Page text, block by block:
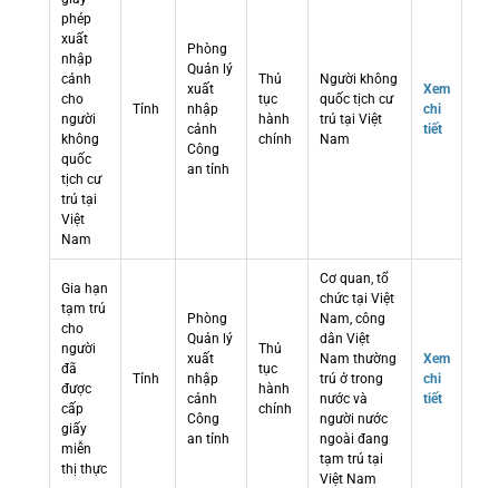
phép
xuất
nhập
cảnh
cho
người
không
quốc
tịch cư
trú tại
Việt
Nam
Tỉnh
Phòng
Quản lý
xuất
nhập
cảnh
Công
an tỉnh
Thủ
tục
hành
chính
Người không
quốc tịch cư
trú tại Việt
Nam
Xem
chi
tiết
Gia hạn
tạm trú
cho
người
đã
được
cấp
giấy
miễn
thị thực
Tỉnh
Phòng
Quản lý
xuất
nhập
cảnh
Công
an tỉnh
Thủ
tục
hành
chính
Cơ quan, tổ
chức tại Việt
Nam, công
dân Việt
Nam thường
trú ở trong
nước và
người nước
ngoài đang
tạm trú tại
Việt Nam
Xem
chi
tiết